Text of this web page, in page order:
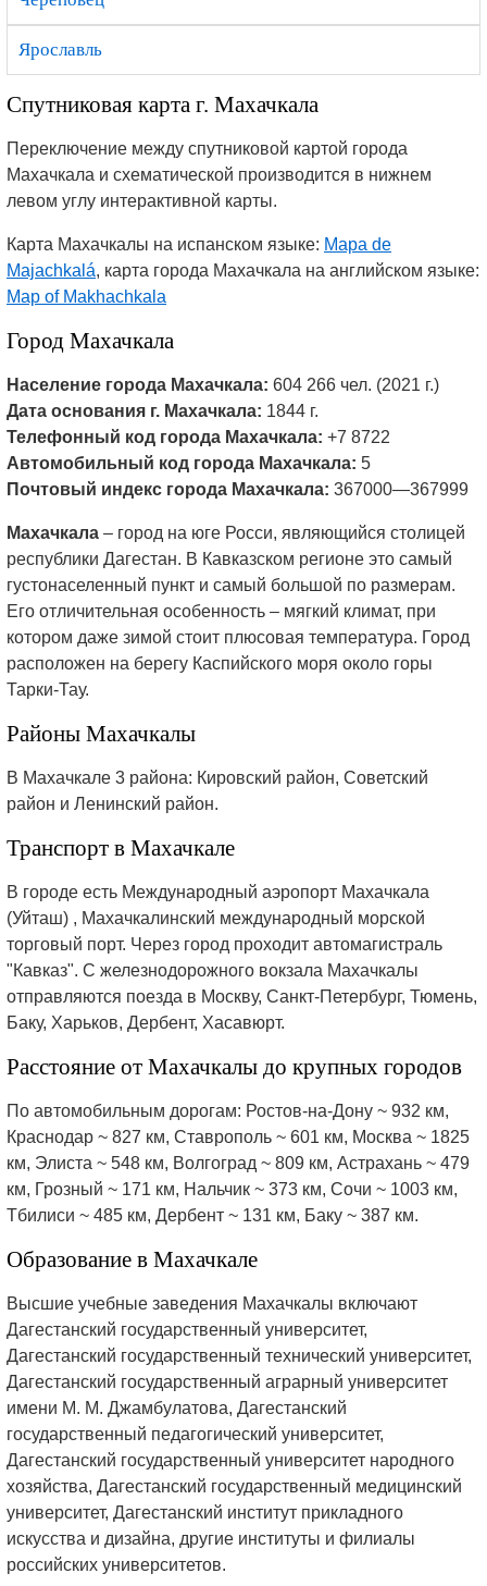
Ярославль
Спутниковая карта г. Махачкала
Переключение между спутниковой картой города
Махачкала и схематической производится в нижнем
левом углу интерактивной карты.
Карта Махачкалы на испанском языке: Mapa de
Majachkalá, карта города Махачкала на английском языке:
Map of Makhachkala
Город Махачкала
Население города Махачкала: 604 266 чел. (2021 г.)
Дата основания г. Махачкала: 1844 г.
Телефонный код города Махачкала: +7 8722
Автомобильный код города Махачкала: 5
Почтовый индекс города Махачкала: 367000—367999
Махачкала – город на юге Росси, являющийся столицей
республики Дагестан. В Кавказском регионе это самый
густонаселенный пункт и самый большой по размерам.
Его отличительная особенность – мягкий климат, при
котором даже зимой стоит плюсовая температура. Город
расположен на берегу Каспийского моря около горы
Тарки-Тау.
Районы Махачкалы
В Махачкале 3 района: Кировский район, Советский
район и Ленинский район.
Транспорт в Махачкале
В городе есть Международный аэропорт Махачкала
(Уйташ) , Махачкалинский международный морской
торговый порт. Через город проходит автомагистраль
"Кавказ". С железнодорожного вокзала Махачкалы
отправляются поезда в Москву, Санкт-Петербург, Тюмень,
Баку, Харьков, Дербент, Хасавюрт.
Расстояние от Махачкалы до крупных городов
По автомобильным дорогам: Ростов-на-Дону ~ 932 км,
Краснодар ~ 827 км, Ставрополь ~ 601 км, Москва ~ 1825
км, Элиста ~ 548 км, Волгоград ~ 809 км, Астрахань ~ 479
км, Грозный ~ 171 км, Нальчик ~ 373 км, Сочи ~ 1003 км,
Тбилиси ~ 485 км, Дербент ~ 131 км, Баку ~ 387 км.
Образование в Махачкале
Высшие учебные заведения Махачкалы включают
Дагестанский государственный университет,
Дагестанский государственный технический университет,
Дагестанский государственный аграрный университет
имени М. М. Джамбулатова, Дагестанский
государственный педагогический университет,
Дагестанский государственный университет народного
хозяйства, Дагестанский государственный медицинский
университет, Дагестанский институт прикладного
искусства и дизайна, другие институты и филиалы
российских университетов.